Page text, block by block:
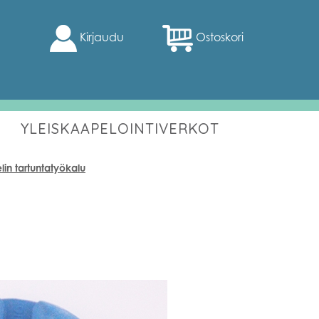
Kirjaudu Ostoskori
YLEISKAAPELOINTIVERKOT
tartuntatyökalu